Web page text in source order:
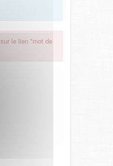
le lien "mot de